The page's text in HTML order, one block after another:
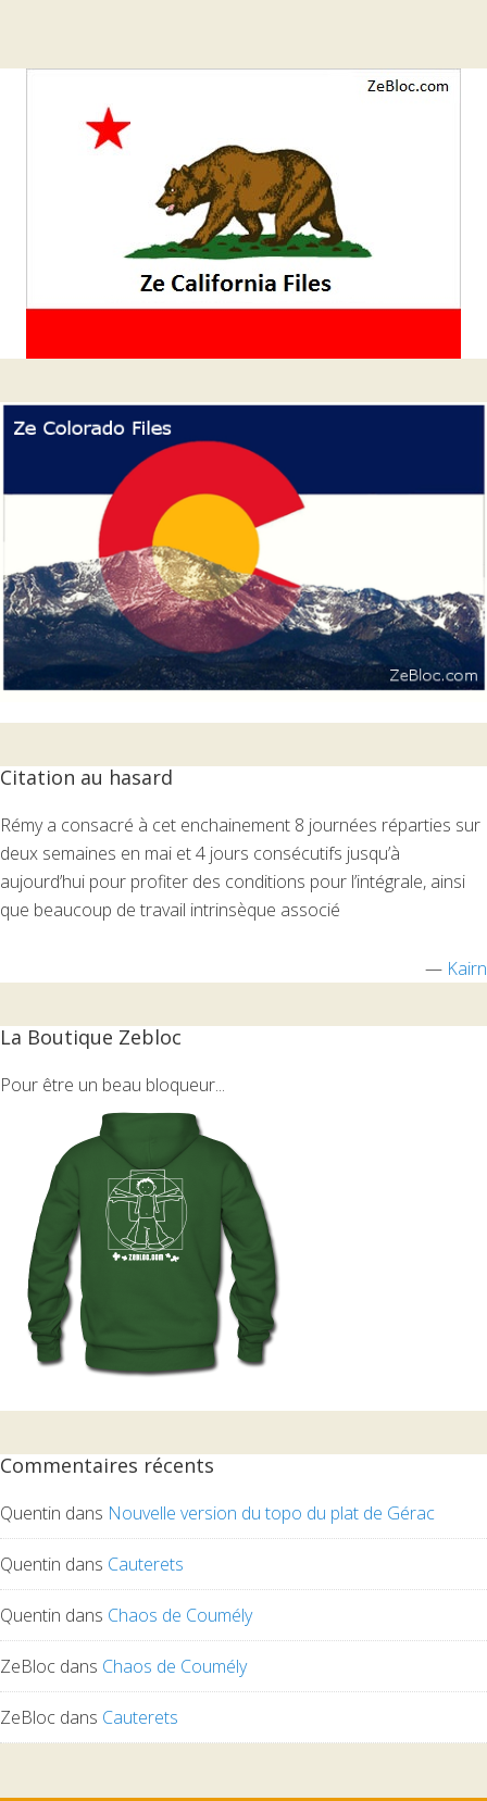
latérale
Citation au hasard
Rémy a consacré à cet enchainement 8 journées réparties sur
deux semaines en mai et 4 jours consécutifs jusqu’à
aujourd’hui pour profiter des conditions pour l’intégrale, ainsi
que beaucoup de travail intrinsèque associé
— Kairn
La Boutique Zebloc
Pour être un beau bloqueur...
Commentaires récents
Quentin dans Nouvelle version du topo du plat de Gérac
Quentin dans Cauterets
Quentin dans Chaos de Coumély
ZeBloc dans Chaos de Coumély
ZeBloc dans Cauterets